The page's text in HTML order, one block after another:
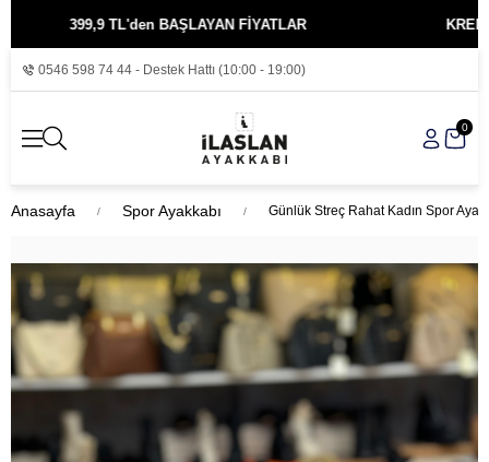
399,9 TL'den BAŞLAYAN FİYATLAR KREDİ
0546 598 74 44 - Destek Hattı (10:00 - 19:00)
0
Anasayfa Spor Ayakkabı Günlük Streç Rahat Kadın Spor